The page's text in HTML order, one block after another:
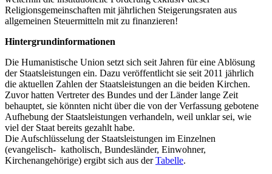
Religionsgemeinschaften mit jährlichen Steigerungsraten aus
allgemeinen Steuermitteln mit zu finanzieren!
Hintergrundinformationen
Die Humanistische Union setzt sich seit Jahren für eine Ablösung
der Staatsleistungen ein. Dazu veröffentlicht sie seit 2011 jährlich
die aktuellen Zahlen der Staatsleistungen an die beiden Kirchen.
Zuvor hatten Vertreter des Bundes und der Länder lange Zeit
behauptet, sie könnten nicht über die von der Verfassung gebotene
Aufhebung der Staatsleistungen verhandeln, weil unklar sei, wie
viel der Staat bereits gezahlt habe.
Die Aufschlüsselung der Staatsleistungen im Einzelnen
(evangelisch- katholisch, Bundesländer, Einwohner,
Kirchenangehörige) ergibt sich aus derTabelle.